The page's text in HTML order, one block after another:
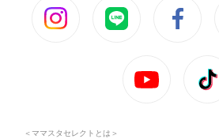
＜ママスタセレクトとは＞